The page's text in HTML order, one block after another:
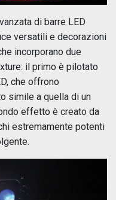
di barre LED
versatili e decorazioni
incorporano due
il primo è pilotato
che offrono
simile a quella di un
effetto è creato da
estremamente potenti